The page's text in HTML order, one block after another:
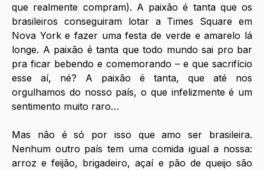
que realmente compram). A paixão é tanta que os
brasileiros conseguiram lotar a Times Square em
Nova York e fazer uma festa de verde e amarelo lá
longe. A paixão é tanta que todo mundo sai pro bar
pra ficar bebendo e comemorando – e que sacrifício
esse aí, né? A paixão é tanta, que até nos
orgulhamos do nosso país, o que infelizmente é um
sentimento muito raro…
Mas não é só por isso que amo ser brasileira.
Nenhum outro país tem uma comida igual a nossa:
arroz e feijão, brigadeiro, açaí e pão de queijo são